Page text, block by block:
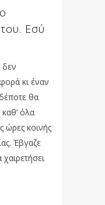
Εσύ
κι έναν
θα
όλα
ώρες κοινής
Έβγαζε